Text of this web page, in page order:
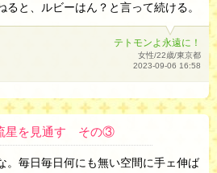
と、ルビーはん？と言って続ける。
テトモンよ永遠に！
女性/22歳/東京都
2023-09-06 16:58
星を見通す その③
。毎日毎日何にも無い空間に手ェ伸ば